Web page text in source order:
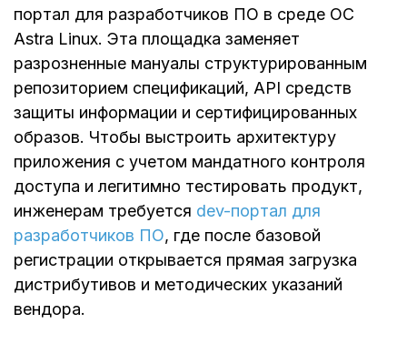
портал для разработчиков ПО в среде ОС
Astra Linux. Эта площадка заменяет
разрозненные мануалы структурированным
репозиторием спецификаций, API средств
защиты информации и сертифицированных
образов. Чтобы выстроить архитектуру
приложения с учетом мандатного контроля
доступа и легитимно тестировать продукт,
инженерам требуется dev-портал для
разработчиков ПО, где после базовой
регистрации открывается прямая загрузка
дистрибутивов и методических указаний
вендора.